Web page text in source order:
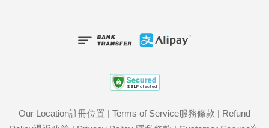
Our Location註冊位置 | Terms of Service服務條款 | Refund